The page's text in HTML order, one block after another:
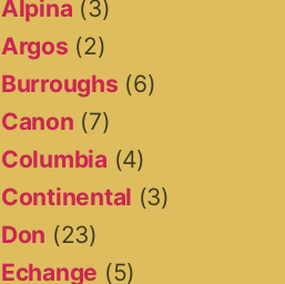
Alpina (3)
Argos (2)
Burroughs (6)
Canon (7)
Columbia (4)
Continental (3)
Don (23)
Echange (5)